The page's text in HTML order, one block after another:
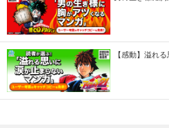
【感動】溢れ